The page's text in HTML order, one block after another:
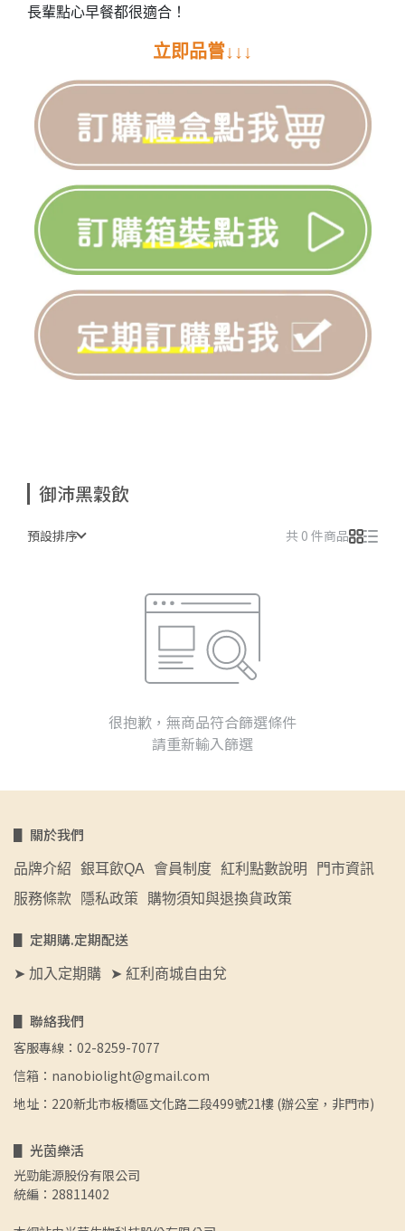
長輩點心早餐都很適合！
立即品嘗↓↓↓
御沛黑穀飲
預設排序 共 0 件商品
很抱歉，無商品符合篩選條件
請重新輸入篩選
▋ 關於我們
品牌介紹 銀耳飲QA 會員制度 紅利點數說明
門市資訊
服務條款
隱私政策 購物須知與退換貨政策
▋ 定期購.定期配送
➤ 加入定期購 ➤ 紅利商城自由兌
▋ 聯絡我們
客服專線：02-8259-7077
信箱：nanobiolight@gmail.com
地址：220新北市板橋區文化路二段499號21樓 (辦公室，非門市)
▋ 光茵樂活
光勁能源股份有限公司
統編：28811402